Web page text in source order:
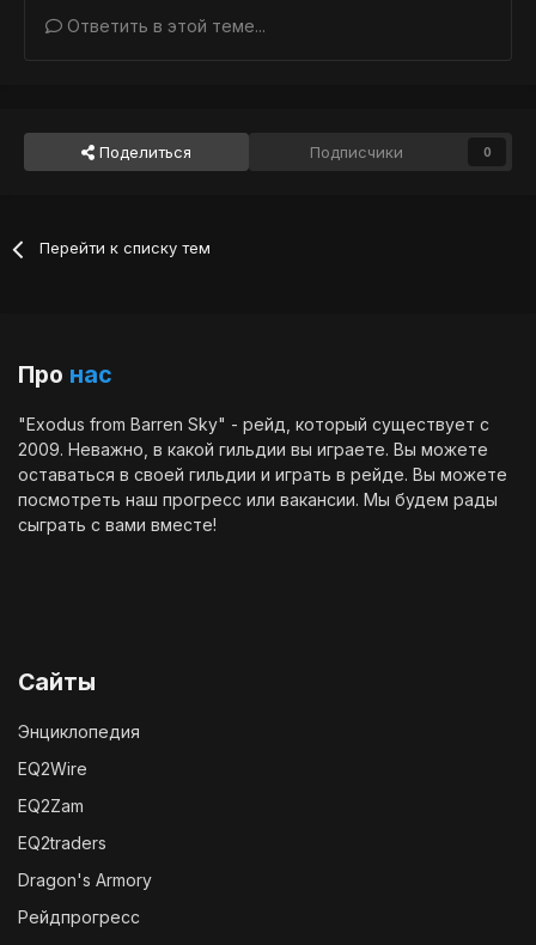
Ответить в этой теме...
Поделиться Подписчики 0
Перейти к списку тем
Про нас
"Exodus from Barren Sky" - рейд, который существует с
2009. Неважно, в какой гильдии вы играете. Вы можете
оставаться в своей гильдии и играть в рейде. Вы можете
посмотреть наш прогресс или вакансии. Мы будем рады
сыграть с вами вместе!
Сайты
Энциклопедия
EQ2Wire
EQ2Zam
EQ2traders
Dragon's Armory
Рейдпрогресс